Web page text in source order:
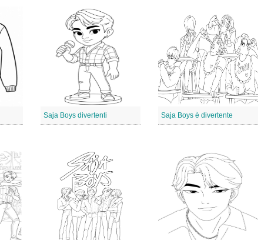
Saja Boys divertenti Saja Boys è divertente